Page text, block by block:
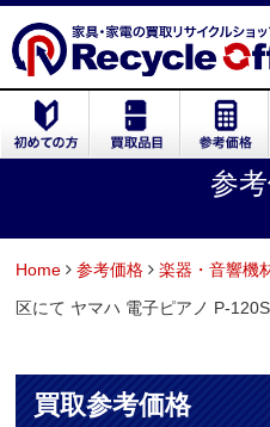
参
Home 参考価格 楽器・音響機
区にて ヤマハ 電子ピアノ P-
買取参考価格